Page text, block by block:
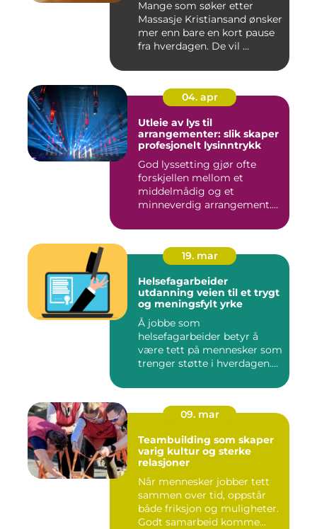
Mange som søker etter
Massasje Kristiansand ønsker
mer enn bare en kort pause
fra hverdagen. De vil ...
04. apr
Utleie av lys til
arrangementer: slik skaper
profesjonelt lysinntrykk
God lyssetting gjør ofte
forskjellen mellom et
middelmådig og et
minneverdig arrangement.
19. mar
Helsefagarbeider
utdanning veien til et trygt
og meningsfylt yrke
Å jobbe som
helsefagarbeider betyr å
være tett på mennesker som
trenger støtte i hverdagen.
09. mar
Teambuilding som skaper
varig kultur og sterke
relasjoner
Når mennesker jobber tett
sammen over tid, oppstår
både friksjon og muligheter.
Godt samarbeid komme...